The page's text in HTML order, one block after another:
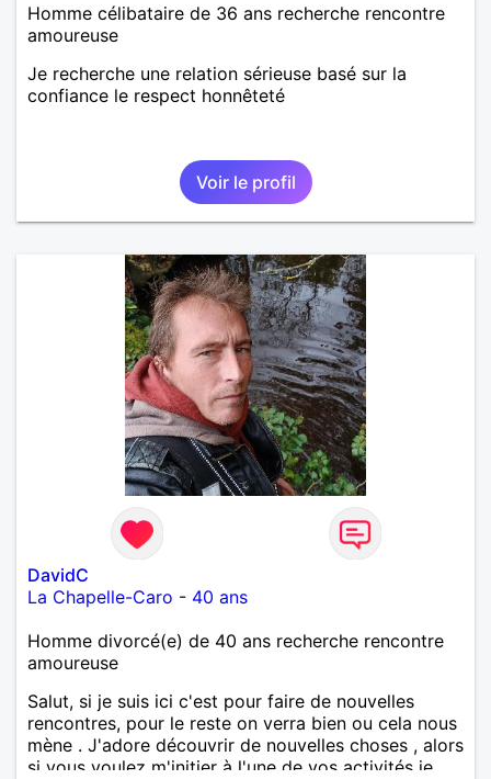
Homme célibataire de 36 ans recherche rencontre
amoureuse
Je recherche une relation sérieuse basé sur la
confiance le respect honnêteté
Voir le profil
DavidC
La Chapelle-Caro - 40 ans
Homme divorcé(e) de 40 ans recherche rencontre
amoureuse
Salut, si je suis ici c'est pour faire de nouvelles
rencontres, pour le reste on verra bien ou cela nous
mène . J'adore découvrir de nouvelles choses , alors
si vous voulez m'initier à l'une de vos activités je